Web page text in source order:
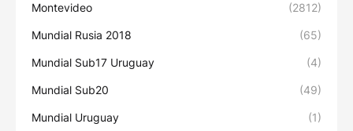
Montevideo (2812)
Mundial Rusia 2018 (65)
Mundial Sub17 Uruguay (4)
Mundial Sub20 (49)
Mundial Uruguay (1)